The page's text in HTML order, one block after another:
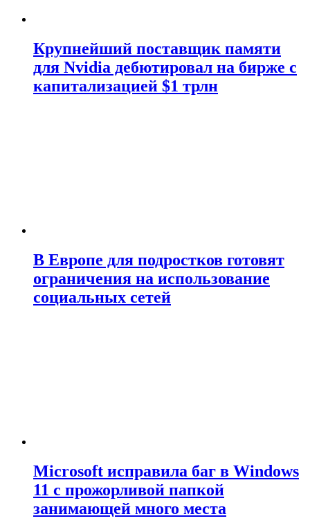
Крупнейший поставщик памяти
для Nvidia дебютировал на бирже с
капитализацией $1 трлн
В Европе для подростков готовят
ограничения на использование
социальных сетей
Microsoft исправила баг в Windows
11 с прожорливой папкой
занимающей много места